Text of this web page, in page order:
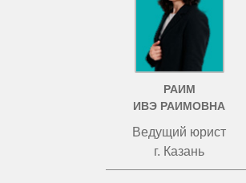
РАИМ
ИВЭ РАИМОВНА
Ведущий юрист
г. Казань